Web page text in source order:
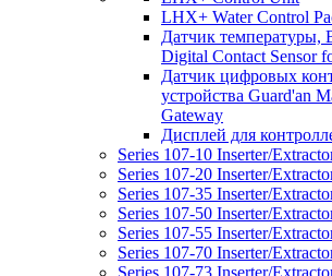
LHX+ Water Control
Датчик температуры,
Digital Contact Sensor
Датчик цифровых
устройства Guard'an
Gateway
Дисплей для
Series 107-10 Inserter/
Series 107-20 Inserter/
Series 107-35 Inserter/
Series 107-50 Inserter/
Series 107-55 Inserter/
Series 107-70 Inserter/
Series 107-73 Inserter/